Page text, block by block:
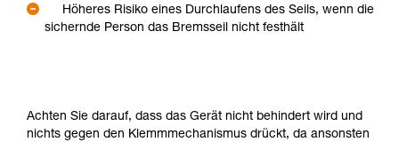
Höheres Risiko eines Durchlaufens des Seils, wenn die
sichernde Person das Bremsseil nicht festhält
Achten Sie darauf, dass das Gerät nicht behindert wird und
nichts gegen den Klemmmechanismus drückt, da ansonsten